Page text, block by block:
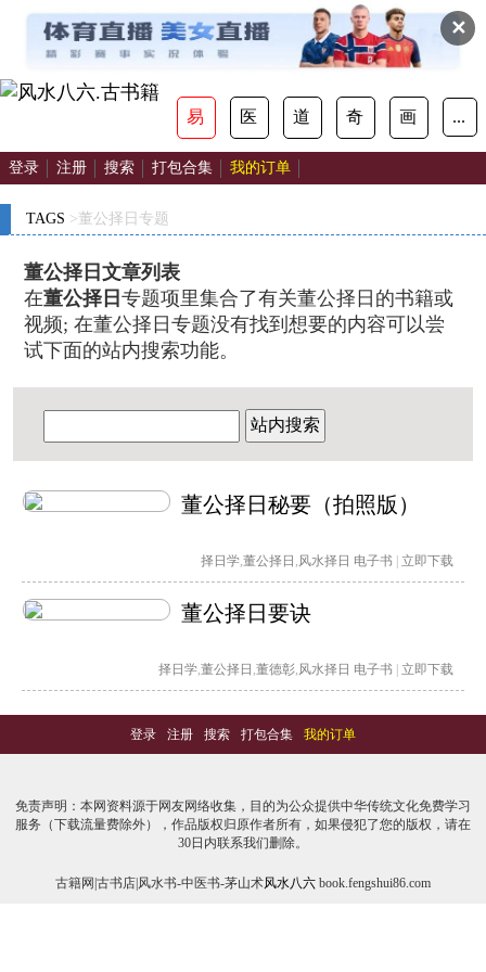
✕
易 医 道 奇 画 ...
登录 注册 搜索 打包合集 我的订单
TAGS >董公择日专题
董公择日文章列表
在董公择日专题项里集合了有关董公择日的书籍或
视频; 在董公择日专题没有找到想要的内容可以尝
试下面的站内搜索功能。
站内搜索
董公择日秘要（拍照版）
择日学,董公择日 ,风水择日 电子书 立即下载
董公择日要诀
择日学,董公择日 ,董德彰,风水择日 电子书 立即下载
登录 - 注册 - 搜索 - 打包合集 - 我的订单
免责声明：本网资料源于网友网络收集，目的为公众提供中华传统文化免费学习
服务（下载流量费除外），作品版权归原作者所有，如果侵犯了您的版权，请在
30日内联系我们删除。
古籍网|古书店|风水书-中医书-茅山术风水八六 book.fengshui86.com